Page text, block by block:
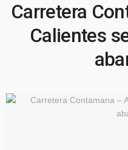
Carretera
Calientes